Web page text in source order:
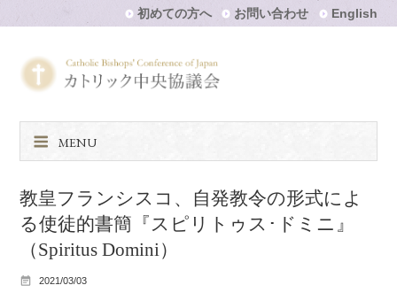
初めての方へ お問い合わせ English
MENU
教皇フランシスコ、自発教令の形式によ
る使徒的書簡『スピリトゥス･ドミニ』
（Spiritus Domini）
2021/03/03